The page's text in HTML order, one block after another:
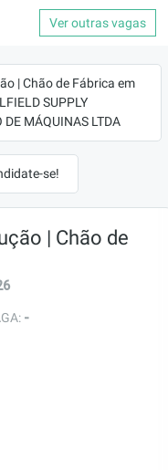
Ver outras vagas
| Chão de Fábrica em
SUPPLY
DE MÁQUINAS LTDA
se!
| Chão de
-